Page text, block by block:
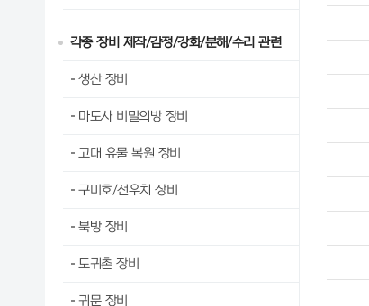
각종 장비 제작/감정/강화/분해/수리 관련
생산 장비
마도사 비밀의방 장비
고대 유물 복원 장비
구미호/전우치 장비
북방 장비
도귀촌 장비
귀문 장비